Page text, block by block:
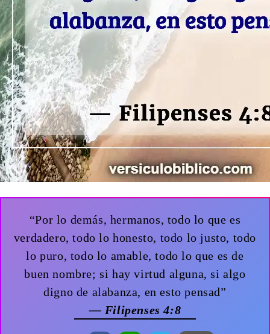
“Por lo demás, hermanos, todo lo que es
verdadero, todo lo honesto, todo lo justo, todo
lo puro, todo lo amable, todo lo que es de
buen nombre; si hay virtud alguna, si algo
digno de alabanza, en esto pensad”
— Filipenses 4:8